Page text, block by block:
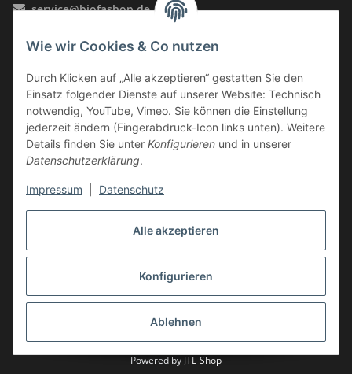
Alle akzeptieren
Konfigurieren
Ablehnen
Wie wir Cookies & Co nutzen
Durch Klicken auf „Alle akzeptieren“ gestatten Sie den
Einsatz folgender Dienste auf unserer Website: Technisch
notwendig, YouTube, Vimeo. Sie können die Einstellung
jederzeit ändern (Fingerabdruck-Icon links unten). Weitere
Details finden Sie unter Konfigurieren und in unserer
Datenschutzerklärung.
Impressum Datenschutz
service@biofashop.de
06578 9999002
INFORMATIONEN
GESETZLICHE INFORMATIONEN
Vertrag widerrufen
* Alle Preise inkl. gesetzlicher USt., zzgl.Versand
© 2026 BPM Online GmbH
Powered by JTL-Shop